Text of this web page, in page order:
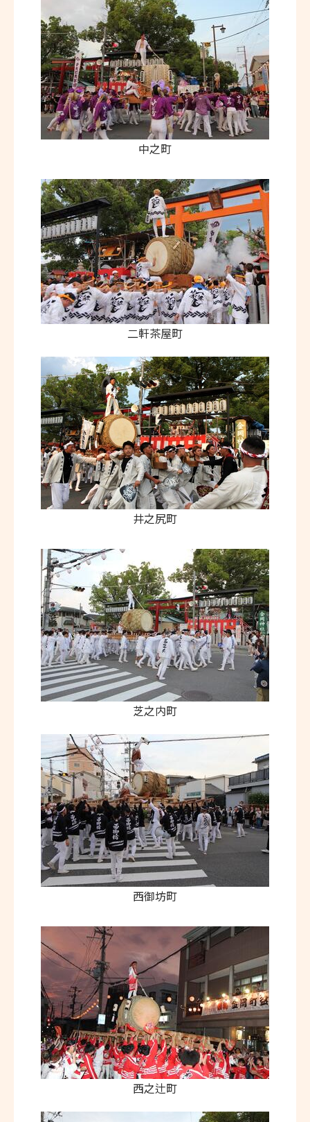
中之町
二軒茶屋町
井之尻町
芝之内町
西御坊町
西之辻町